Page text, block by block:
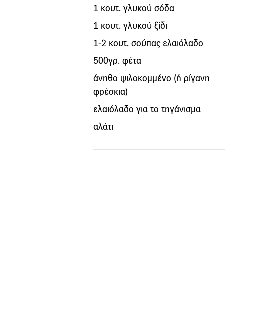
1 κουτ. γλυκού σόδα
1 κουτ. γλυκού ξίδι
1-2 κουτ. σούπας ελαιόλαδο
500γρ. φέτα
άνηθο ψιλοκομμένο (ή ρίγανη
φρέσκια)
ελαιόλαδο για το τηγάνισμα
αλάτι